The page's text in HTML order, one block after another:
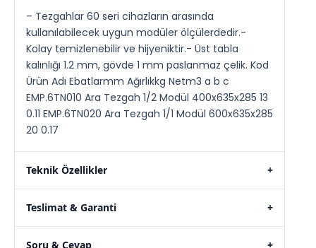
– Tezgahlar 60 seri cihazların arasında
kullanılabilecek uygun modüler ölçülerdedir.-
Kolay temizlenebilir ve hijyeniktir.- Üst tabla
kalınlığı 1.2 mm, gövde 1 mm paslanmaz çelik. Kod
Ürün Adı Ebatlarmm Ağırlıkkg Netm3 a b c
EMP.6TN010 Ara Tezgah 1/2 Modül 400x635x285 13
0.11 EMP.6TN020 Ara Tezgah 1/1 Modül 600x635x285
20 0.17
Teknik Özellikler +
Teslimat & Garanti +
Soru & Cevap +